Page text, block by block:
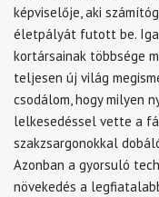
képviselője, aki
életpályát futott be.
kortársainak többsége
teljesen új világ
csodálom, hogy milyen
lelkesedéssel vette a
szakzsargonokkal
Azonban a gyorsuló
növekedés a